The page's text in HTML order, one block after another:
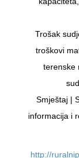
Trošak
troškovi
terenske
Smještaj |
informacija i
http://